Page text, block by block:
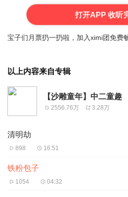
打开APP 收听
宝子们月票扔一扔啦，加入ximi团免费
以上内容来自专辑
【沙雕童年】中二童趣
2556.76万 3.28万
清明劫
898 16:51
铁粉包子
1054 04:32